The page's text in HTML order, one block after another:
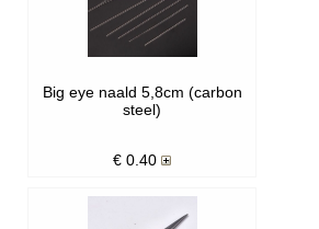
Big eye naald 5,8cm (carbon
steel)
€ 0.40